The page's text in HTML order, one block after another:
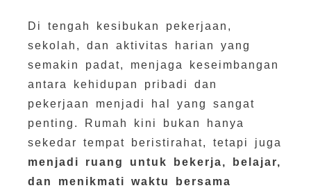
Di tengah kesibukan pekerjaan,
sekolah, dan aktivitas harian yang
semakin padat, menjaga keseimbangan
antara kehidupan pribadi dan
pekerjaan menjadi hal yang sangat
penting. Rumah kini bukan hanya
sekedar tempat beristirahat, tetapi juga
menjadi ruang untuk bekerja, belajar,
dan menikmati waktu bersama